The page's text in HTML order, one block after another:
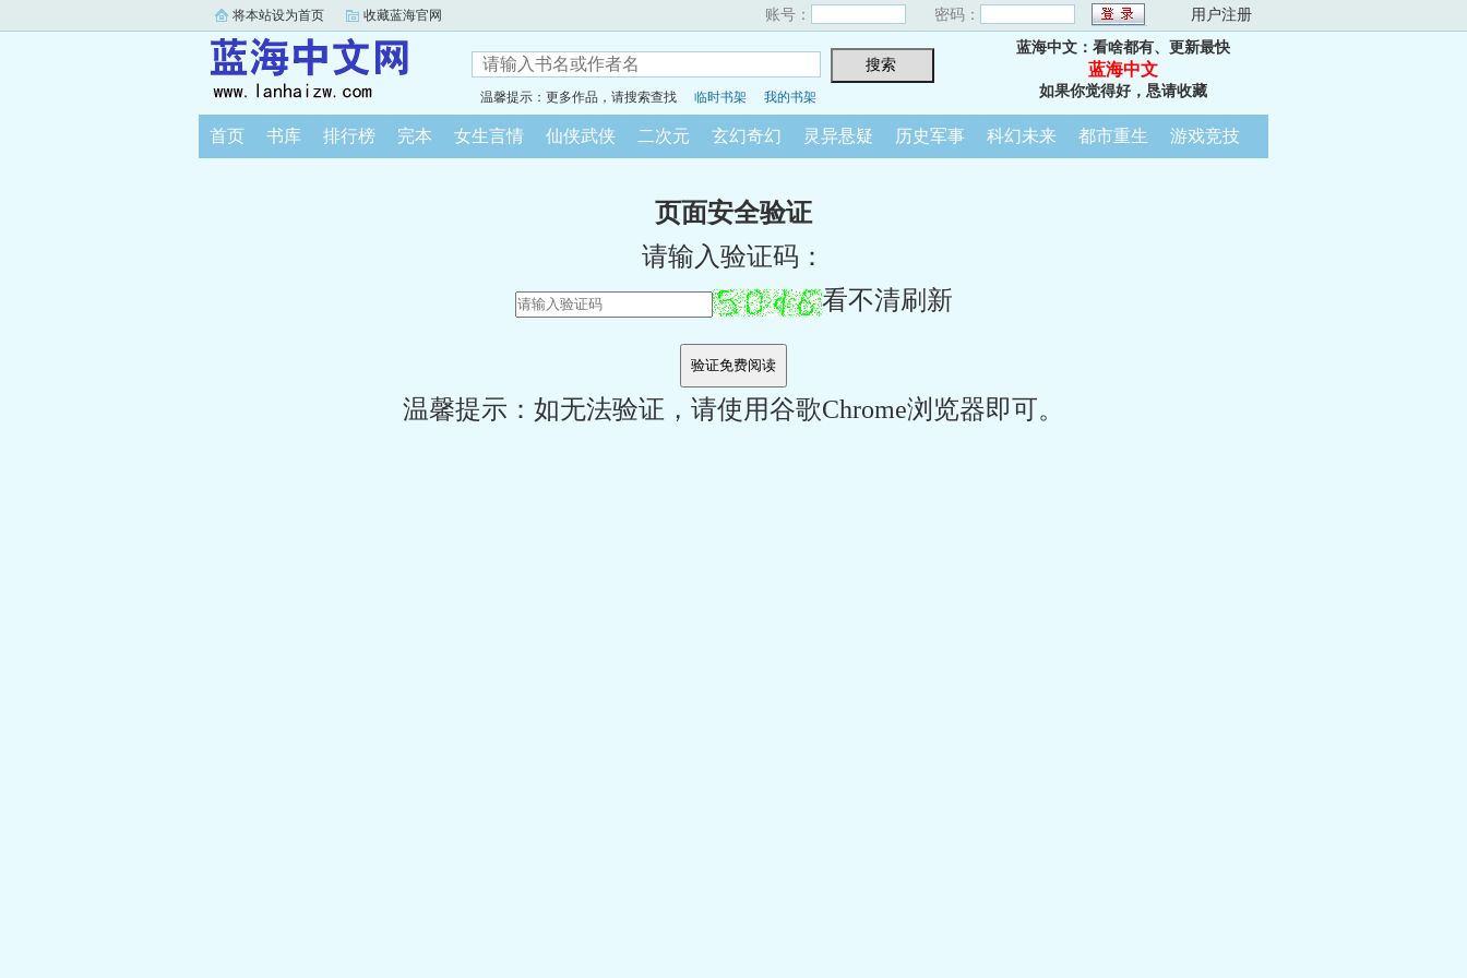
将本站设为首页 收藏蓝海官网 账号： 密码： 用户注册
温馨提示：更多作品，请搜索查找 临时书架 我的书架
蓝海中文：看啥都有、更新最快
蓝海中文
如果你觉得好，恳请收藏
首页 书库 排行榜 完本 女生言情 仙侠武侠 二次元 玄幻奇幻 灵异悬疑 历史军事 科幻未来 都市重生 游戏竞技
页面安全验证
请输入验证码：
看不清刷新
温馨提示：如无法验证，请使用谷歌Chrome浏览器即可。